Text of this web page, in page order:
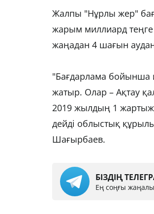
Жалпы "Нұрлы жер"
жарым миллиард теңге
жаңадан 4 шағын
"Бағдарлама бойынша
жатыр. Олар – Ақтау
2019 жылдың 1
дейді облыстық
Шағырбаев.
БІЗДІҢ
Ең соңғы